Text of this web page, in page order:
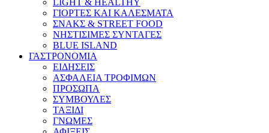
LIGHT & HEALTHY
ΓΙΟΡΤΕΣ ΚΑΙ ΚΑΛΕΣΜΑΤΑ
ΣΝΑΚΣ & STREET FOOD
ΝΗΣΤΙΣΙΜΕΣ ΣΥΝΤΑΓΕΣ
BLUE ISLAND
ΓΑΣΤΡΟΝΟΜΙΑ
ΕΙΔΗΣΕΙΣ
ΑΣΦΑΛΕΙΑ ΤΡΟΦΙΜΩΝ
ΠΡΟΣΩΠΑ
ΣΥΜΒΟΥΛΕΣ
ΤΑΞΙΔΙ
ΓΝΩΜΕΣ